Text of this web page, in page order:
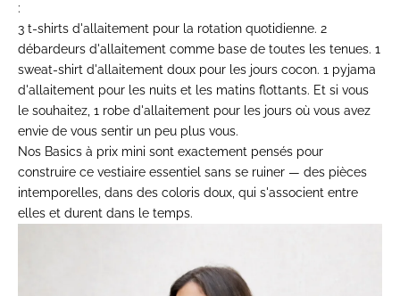
:
3 t-shirts d'allaitement pour la rotation quotidienne. 2
débardeurs d'allaitement comme base de toutes les tenues. 1
sweat-shirt d'allaitement doux pour les jours cocon. 1 pyjama
d'allaitement pour les nuits et les matins flottants. Et si vous
le souhaitez, 1 robe d'allaitement pour les jours où vous avez
envie de vous sentir un peu plus vous.
Nos Basics à prix mini sont exactement pensés pour
construire ce vestiaire essentiel sans se ruiner — des pièces
intemporelles, dans des coloris doux, qui s'associent entre
elles et durent dans le temps.